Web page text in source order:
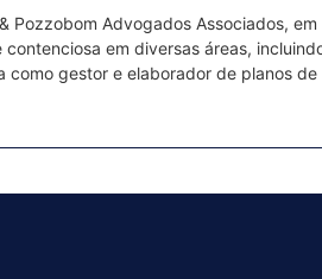
Pozzobom Advogados Associados,
em diversas áreas,
gestor e elaborador de planos